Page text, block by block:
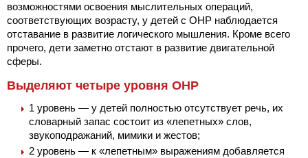
возможностями освоения мыслительных операций,
соответствующих возрасту, у детей с ОНР наблюдается
отставание в развитие логического мышления. Кроме всего
прочего, дети заметно отстают в развитие двигательной
сферы.
Выделяют четыре уровня ОНР
1 уровень — у детей полностью отсутствует речь, их
словарный запас состоит из «лепетных» слов,
звукоподражаний, мимики и жестов;
2 уровень — к «лепетным» выражениям добавляется